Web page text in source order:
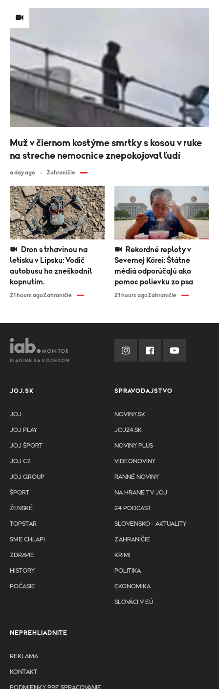
letisku v Lipsku: Vodič
autobusu ho zneškodnil
kopnutím.
21 hours agoZahraničie
Severnej Kórei: Štátne
médiá odporúčajú ako
pomoc polievku zo psa
21 hours agoZahraničie
Muž v čiernom kostýme smrtky s kosou v ruke
na streche nemocnice znepokojoval ľudí
a day ago Zahraničie
RIADIME SA KÓDEXOM
JOJ.SK
JOJ
JOJ PLAY
JOJ ŠPORT
JOJ CZ
JOJ GROUP
ŠPORT
ŽENSKÉ
TOPSTAR
SME CHLAPI
ZDRAVIE
HISTORY
POČASIE
SPRAVODAJSTVO
NOVINY.SK
JOJ24.SK
NOVINY PLUS
VIDEONOVINY
RANNÉ NOVINY
NA HRANE TV JOJ
24 PODCAST
SLOVENSKO - AKTUALITY
ZAHRANIČIE
KRIMI
POLITIKA
EKONOMIKA
SLOVÁCI V EÚ
NEPREHLIADNITE
REKLAMA
KONTAKT
PODMIENKY PRE SPRACOVANIE